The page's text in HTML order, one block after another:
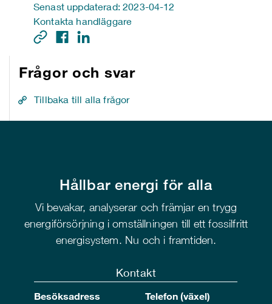
Senast uppdaterad: 2023-04-12
Kontakta handläggare
Frågor och svar
Tillbaka till alla frågor
Hållbar energi för alla
Vi bevakar, analyserar och främjar en trygg
energiförsörjning i omställningen till ett fossilfritt
energisystem. Nu och i framtiden.
Kontakt
Besöksadress
Telefon (växel)